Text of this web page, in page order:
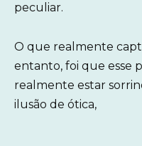
peculiar.
O que realmente
entanto, foi que esse
realmente estar
ilusão de ótica,